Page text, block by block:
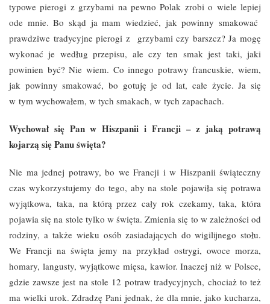
typowe pierogi z grzybami na pewno Polak zrobi o wiele lepiej
ode mnie. Bo skąd ja mam wiedzieć, jak powinny smakować
prawdziwe tradycyjne pierogi z grzybami czy barszcz? Ja mogę
wykonać je według przepisu, ale czy ten smak jest taki, jaki
powinien być? Nie wiem. Co innego potrawy francuskie, wiem,
jak powinny smakować, bo gotuję je od lat, całe życie. Ja się
w tym wychowałem, w tych smakach, w tych zapachach.
Wychował się Pan w Hiszpanii i Francji – z jaką potrawą
kojarzą się Panu święta?
Nie ma jednej potrawy, bo we Francji i w Hiszpanii świąteczny
czas wykorzystujemy do tego, aby na stole pojawiła się potrawa
wyjątkowa, taka, na którą przez cały rok czekamy, taka, która
pojawia się na stole tylko w święta. Zmienia się to w zależności od
rodziny, a także wieku osób zasiadających do wigilijnego stołu.
We Francji na święta jemy na przykład ostrygi, owoce morza,
homary, langusty, wyjątkowe mięsa, kawior. Inaczej niż w Polsce,
gdzie zawsze jest na stole 12 potraw tradycyjnych, chociaż to też
ma wielki urok. Zdradzę Pani jednak, że dla mnie, jako kucharza,